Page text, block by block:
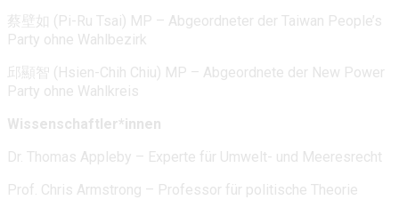
蔡壁如 (Pi-Ru Tsai) MP – Abgeordneter der Taiwan People’s
Party ohne Wahlbezirk
邱顯智 (Hsien-Chih Chiu) MP – Abgeordnete der New Power
Party ohne Wahlkreis
Wissenschaftler*innen
Dr. Thomas Appleby – Experte für Umwelt- und Meeresrecht
Prof. Chris Armstrong – Professor für politische Theorie